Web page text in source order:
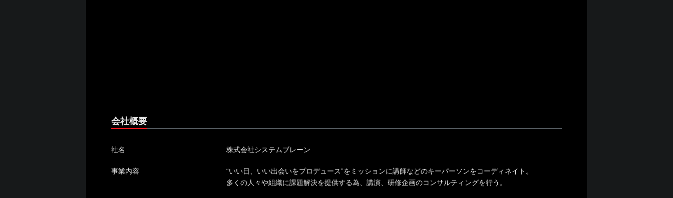
会社概要
社名 株式会社システムブレーン
事業内容
“いい日、いい出会いをプロデュース”をミッションに講師などのキーパーソンをコーディネイト。
多くの人々や組織に課題解決を提供する為、講演、研修企画のコンサルティングを行う。